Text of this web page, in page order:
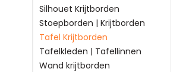
Silhouet Krijtborden
Stoepborden | Krijtborden
Tafel Krijtborden
Tafelkleden | Tafellinnen
Wand krijtborden